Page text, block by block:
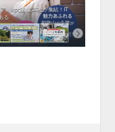
」in大阪 に30社が集結！IT
る